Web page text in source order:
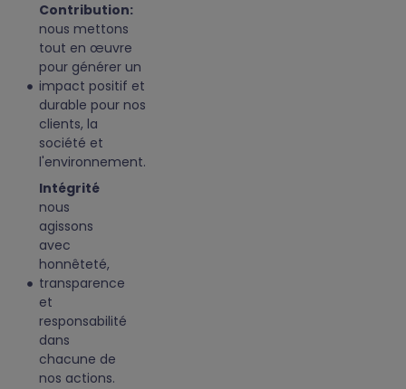
Contribution:
nous mettons
tout en œuvre
pour générer un
impact positif et
durable pour nos
clients, la
société et
l'environnement.
Intégrité
nous
agissons
avec
honnêteté,
transparence
et
responsabilité
dans
chacune de
nos actions.